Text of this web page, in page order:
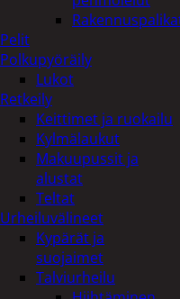
Pelit
Polkupyöräily
Lukot
Retkeily
Keittimet ja ruokailu
Kylmälaukut
Makuupussit ja
alustat
Teltat
Urheiluvälineet
Kypärät ja
suojaimet
Talviurheilu